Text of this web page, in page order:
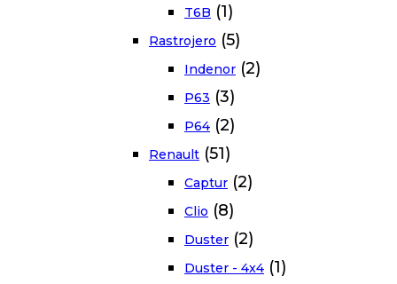
T6B (1)
Rastrojero (5)
Indenor (2)
P63 (3)
P64 (2)
Renault (51)
Captur (2)
Clio (8)
Duster (2)
Duster - 4x4 (1)